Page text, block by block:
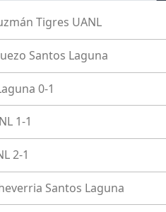
Tigres UANL
Santos Laguna
0-1
1-1
2-1
Santos Laguna